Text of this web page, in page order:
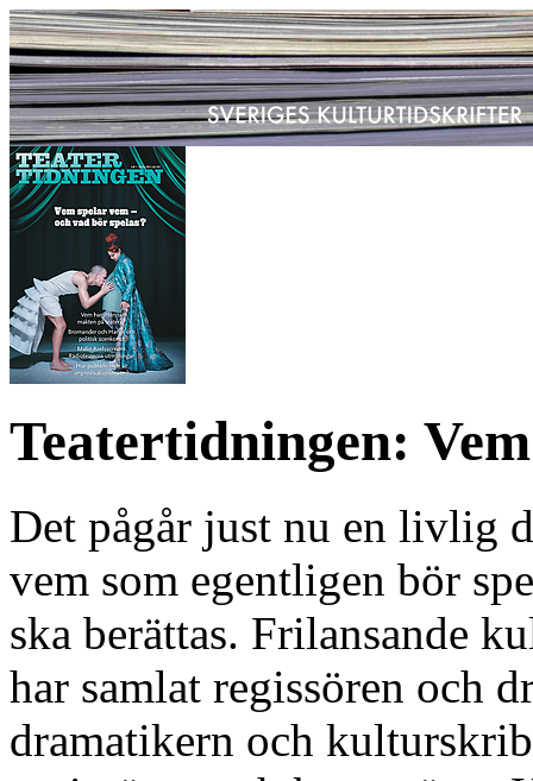
Teatertidningen:
Det pågår just nu en livlig
vem som egentligen bör
ska berättas. Frilansande
har samlat regissören och
dramatikern och